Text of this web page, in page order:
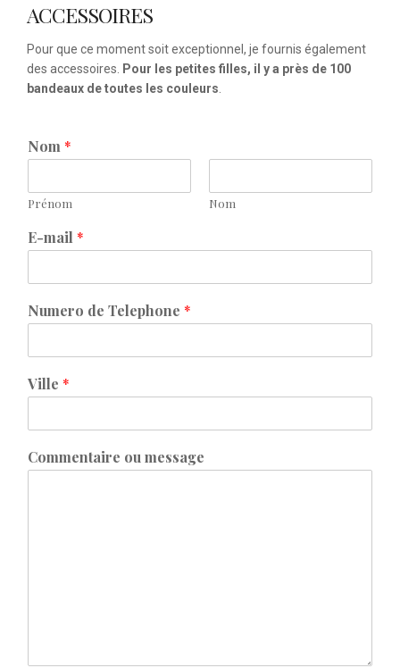
ACCESSOIRES
Pour que ce moment soit exceptionnel, je fournis également
des accessoires. Pour les petites filles, il y a près de 100
bandeaux de toutes les couleurs.
Nom *
Prénom Nom
E-mail *
Numero de Telephone *
Ville *
Commentaire ou message